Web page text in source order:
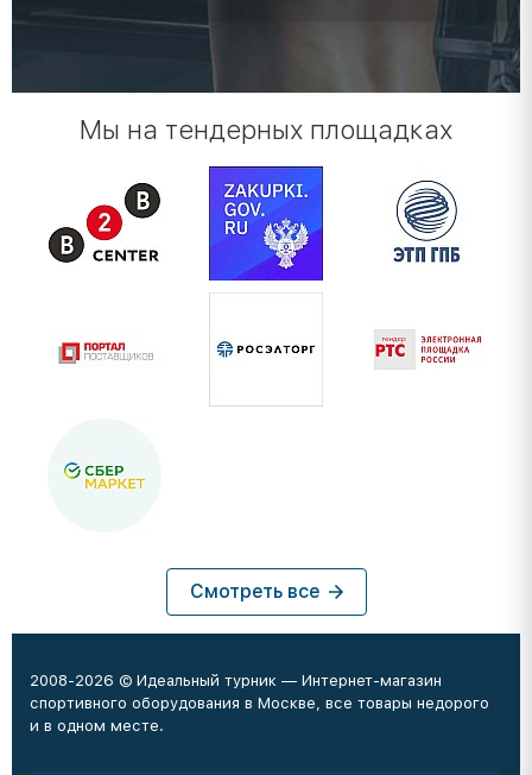
Мы на тендерных площадках
Смотреть все
2008-2026 © Идеальный турник — Интернет-магазин
спортивного оборудования в Москве, все товары недорого
и в одном месте.